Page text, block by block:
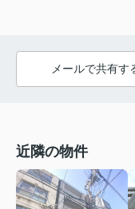
メールで共有す
近隣の物件